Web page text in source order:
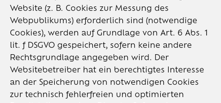
Website (z. B. Cookies zur Messung des
Webpublikums) erforderlich sind (notwendige
Cookies), werden auf Grundlage von Art. 6 Abs. 1
lit. f DSGVO gespeichert, sofern keine andere
Rechtsgrundlage angegeben wird. Der
Websitebetreiber hat ein berechtigtes Interesse
an der Speicherung von notwendigen Cookies
zur technisch fehlerfreien und optimierten